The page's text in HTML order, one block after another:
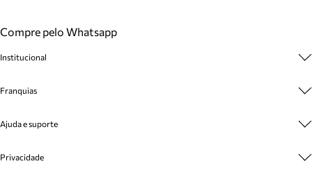
Compre pelo Whatsapp
Institucional
Cashback
Venda Corporativa
Mapa do Site
Franquias
Plano de Negócio
Ajuda e suporte
Cadastro
Privacidade